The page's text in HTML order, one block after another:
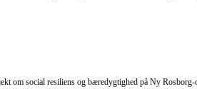
social resiliens og bæredygtighed på Ny Rosborg-